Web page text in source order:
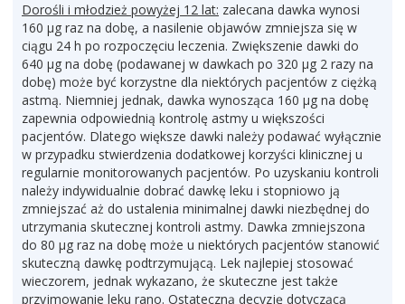
Dorośli i młodzież powyżej 12 lat: zalecana dawka wynosi
160 µg raz na dobę, a nasilenie objawów zmniejsza się w
ciągu 24 h po rozpoczęciu leczenia. Zwiększenie dawki do
640 µg na dobę (podawanej w dawkach po 320 µg 2 razy na
dobę) może być korzystne dla niektórych pacjentów z ciężką
astmą. Niemniej jednak, dawka wynosząca 160 µg na dobę
zapewnia odpowiednią kontrolę astmy u większości
pacjentów. Dlatego większe dawki należy podawać wyłącznie
w przypadku stwierdzenia dodatkowej korzyści klinicznej u
regularnie monitorowanych pacjentów. Po uzyskaniu kontroli
należy indywidualnie dobrać dawkę leku i stopniowo ją
zmniejszać aż do ustalenia minimalnej dawki niezbędnej do
utrzymania skutecznej kontroli astmy. Dawka zmniejszona
do 80 µg raz na dobę może u niektórych pacjentów stanowić
skuteczną dawkę podtrzymującą. Lek najlepiej stosować
wieczorem, jednak wykazano, że skuteczne jest także
przyjmowanie leku rano. Ostateczną decyzję dotyczącą